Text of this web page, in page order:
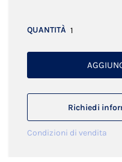
QUANTITÀ
Richiedi
Condizioni di vendita